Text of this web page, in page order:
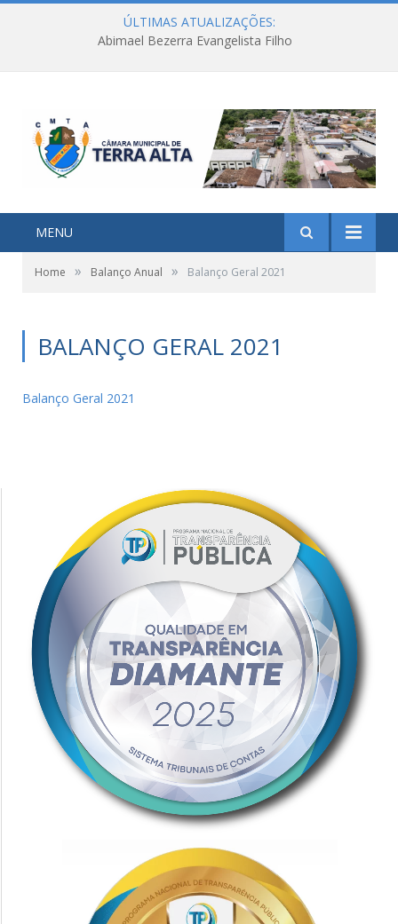
ÚLTIMAS ATUALIZAÇÕES:
Abimael Bezerra Evangelista Filho
MENU
Home » Balanço Anual » Balanço Geral 2021
BALANÇO GERAL 2021
Balanço Geral 2021